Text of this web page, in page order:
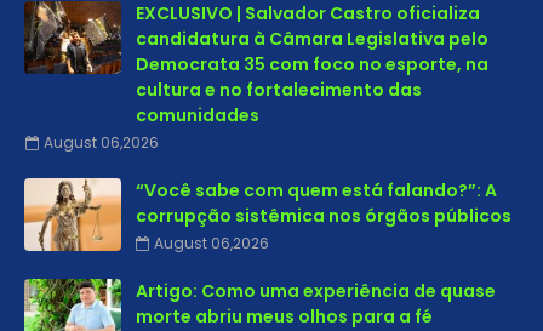
EXCLUSIVO | Salvador Castro oficializa
candidatura à Câmara Legislativa pelo
Democrata 35 com foco no esporte, na
cultura e no fortalecimento das
comunidades
August 06,2026
“Você sabe com quem está falando?”: A
corrupção sistêmica nos órgãos públicos
August 06,2026
Artigo: Como uma experiência de quase
morte abriu meus olhos para a fé